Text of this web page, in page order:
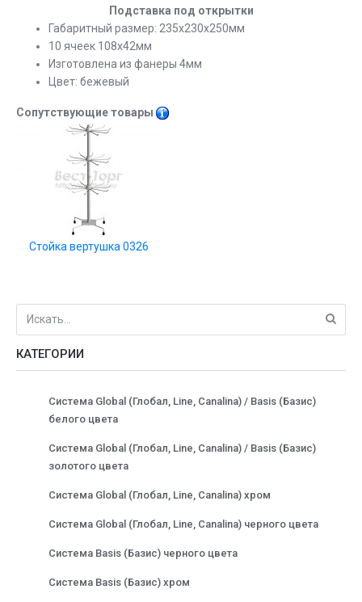
Подставка под открытки
Габаритный размер: 235х230х250мм
10 ячеек 108х42мм
Изготовлена из фанеры 4мм
Цвет: бежевый
Сопутствующие товары
Стойка вертушка 0326
КАТЕГОРИИ
Система Global (Глобал, Line, Canalina) / Basis (Базис)
белого цвета
Система Global (Глобал, Line, Canalina) / Basis (Базис)
золотого цвета
Система Global (Глобал, Line, Canalina) хром
Система Global (Глобал, Line, Canalina) черного цвета
Система Basis (Базис) черного цвета
Система Basis (Базис) хром